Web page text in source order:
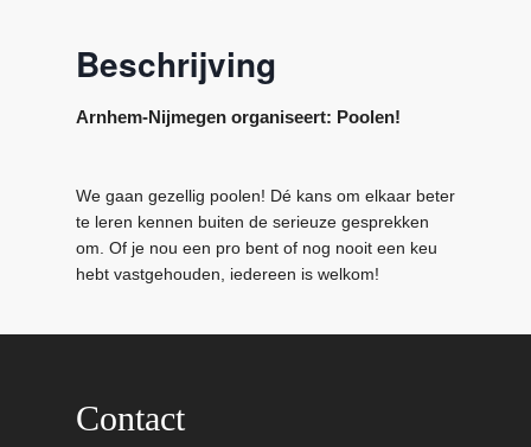
Beschrijving
Arnhem-Nijmegen organiseert: Poolen!
We gaan gezellig poolen! Dé kans om elkaar beter
te leren kennen buiten de serieuze gesprekken
om. Of je nou een pro bent of nog nooit een keu
hebt vastgehouden, iedereen is welkom!
Contact